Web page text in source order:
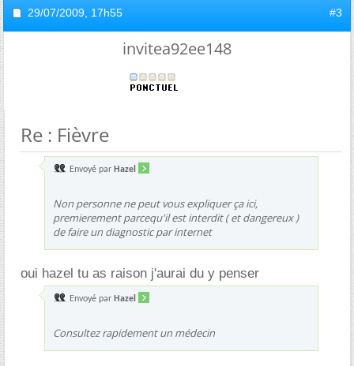
29/07/2009, 17h55 #3
invitea92ee148
Re : Fièvre
Envoyé par Hazel
Non personne ne peut vous expliquer ça ici,
premierement parcequ'il est interdit ( et dangereux )
de faire un diagnostic par internet
oui hazel tu as raison j'aurai du y penser
Envoyé par Hazel
Consultez rapidement un médecin